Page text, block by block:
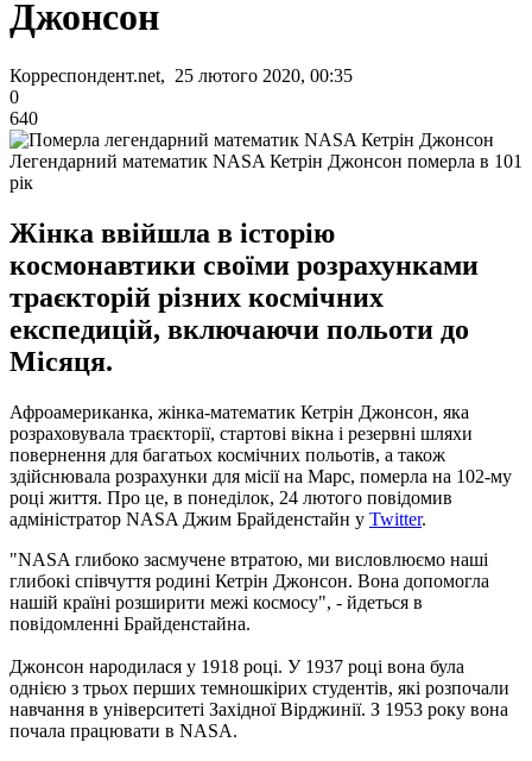
Джонсон
Корреспондент.net, 25 лютого 2020, 00:35
0
640
Легендарний математик NASA Кетрін Джонсон померла в 101
рік
Жінка ввійшла в історію
космонавтики своїми розрахунками
траєкторій різних космічних
експедицій, включаючи польоти до
Місяця.
Афроамериканка, жінка-математик Кетрін Джонсон, яка
розраховувала траєкторії, стартові вікна і резервні шляхи
повернення для багатьох космічних польотів, а також
здійснювала розрахунки для місії на Марс, померла на 102-му
році життя. Про це, в понеділок, 24 лютого повідомив
адміністратор NASA Джим Брайденстайн у Twitter.
"NASA глибоко засмучене втратою, ми висловлюємо наші
глибокі співчуття родині Кетрін Джонсон. Вона допомогла
нашій країні розширити межі космосу", - йдеться в
повідомленні Брайденстайна.
Джонсон народилася у 1918 році. У 1937 році вона була
однією з трьох перших темношкірих студентів, які розпочали
навчання в університеті Західної Вірджинії. З 1953 року вона
почала працювати в NASA.